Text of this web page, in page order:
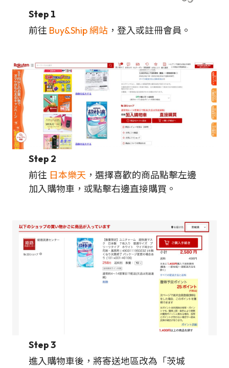
Step 1
前往 Buy&Ship 網站 ，登入或註冊會員。
Step 2
前往 日本樂天 ，選擇喜歡的商品點擊左邊
加入購物車，或點擊右邊直接購買。
Step 3
進入購物車後，將寄送地區改為「茨城